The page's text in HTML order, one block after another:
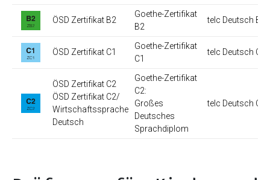
ÖSD Zertifikat B2
Goethe-Zertifikat
B2
telc Deutsch B2
ÖSD Zertifikat C1
Goethe-Zertifikat
C1
telc Deutsch C1
ÖSD Zertifikat C2
ÖSD Zertifikat C2/
Wirtschaftssprache
Deutsch
Goethe-Zertifikat
C2:
Großes
Deutsches
Sprachdiplom
telc Deutsch C2